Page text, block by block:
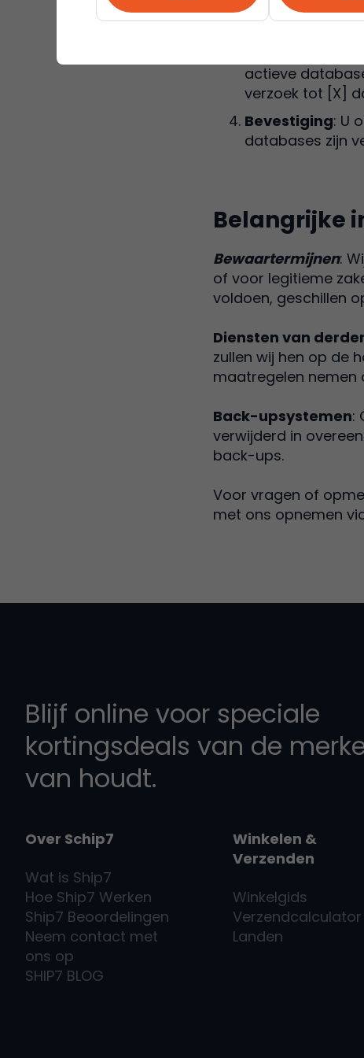
voordat wij uw
als er
actieve
verzoek tot [X]
Bevestiging: U
databases zijn
Belangrijke
‍Bewaartermijnen:
of voor legitieme
voldoen, geschillen
‍Diensten van
zullen wij hen op de
maatregelen nemen
Back-upsystemen:
verwijderd in
back-ups.
Voor vragen of
met ons opnemen
Blijf online voor speciale
kortingsdeals van de
van houdt.
Over Schip7
Wat is Ship7
Hoe Ship7 Werken
Ship7 Beoordelingen
Neem contact met
ons op
SHIP7 BLOG
Winkelen &
Verzenden
Winkelgids
Verzendcalculator
Landen